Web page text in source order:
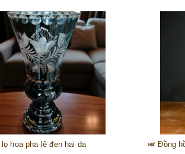
lọ hoa pha lê đen hai da